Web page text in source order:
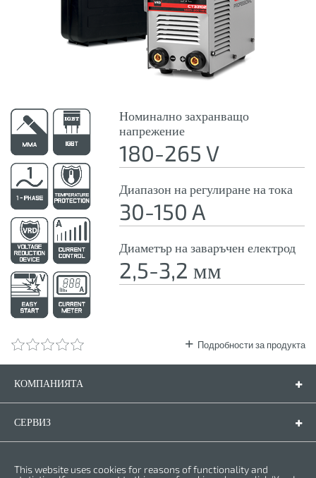
Номинално захранващо
напрежение
180-265 V
Диапазон на регулиране на тока
30-150 A
Диаметър на заваръчен електрод
2,5-3,2 мм
Подробности за продукта
КОМПАНИЯТА
СЕРВИЗ
Гаранционни условия
Политика за личните данни
This website uses cookies for reasons of functionality and